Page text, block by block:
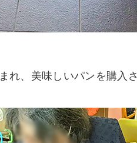
れ、美味しいパンを購入